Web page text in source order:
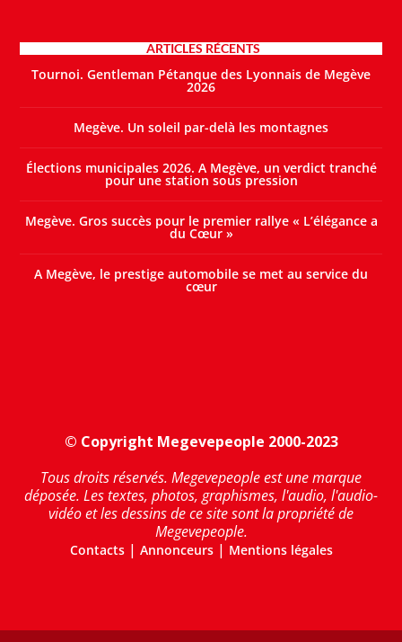
ARTICLES RÉCENTS
Tournoi. Gentleman Pétanque des Lyonnais de Megève
2026
Megève. Un soleil par-delà les montagnes
Élections municipales 2026. A Megève, un verdict tranché
pour une station sous pression
Megève. Gros succès pour le premier rallye « L’élégance a
du Cœur »
A Megève, le prestige automobile se met au service du
cœur
© Copyright Megevepeople 2000-2023
Tous droits réservés. Megevepeople est une marque
déposée. Les textes, photos, graphismes, l'audio, l'audio-
vidéo et les dessins de ce site sont la propriété de
Megevepeople.
Contacts| Annonceurs| Mentions légales